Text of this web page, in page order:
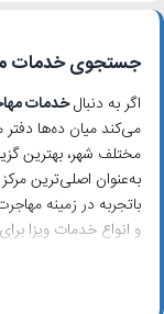
جستجوی خدمات
اگر به دنبالخدمات
می‌کند میان ده‌ها
مختلف شهر، بهترین
به‌عنوان اصلی‌ترین
باتجربه در زمینه
و انواع خدمات ویزا
چطور در تهران